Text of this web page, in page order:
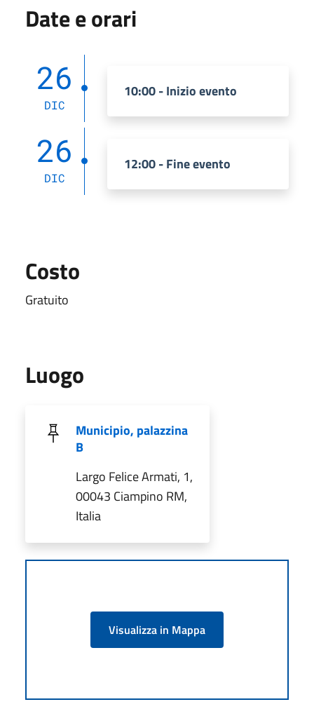
Date e orari
26
DIC
10:00 - Inizio evento
26
DIC
12:00 - Fine evento
Costo
Gratuito
Luogo
Municipio, palazzina
B
Largo Felice Armati, 1,
00043 Ciampino RM,
Italia
Visualizza in Mappa